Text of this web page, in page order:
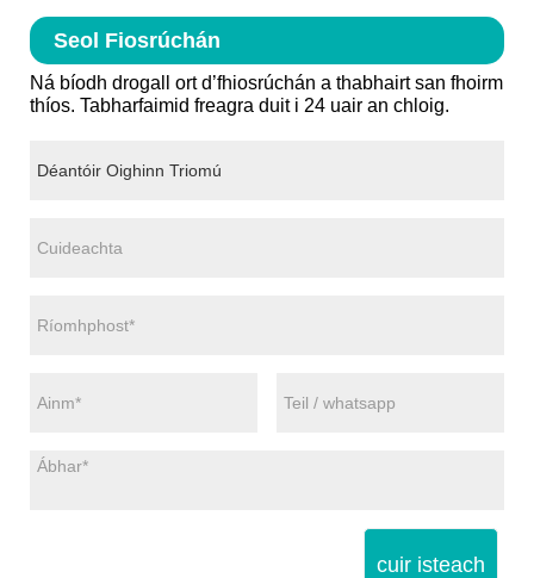
Seol Fiosrúchán
Ná bíodh drogall ort d’fhiosrúchán a thabhairt san fhoirm
thíos. Tabharfaimid freagra duit i 24 uair an chloig.
cuir isteach